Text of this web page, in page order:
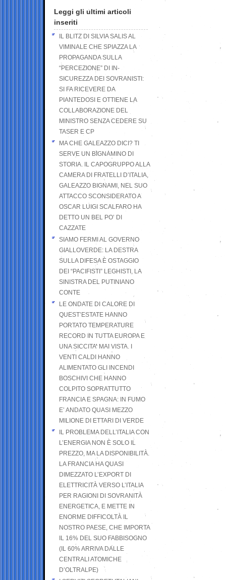
Leggi gli ultimi articoli
inseriti
IL BLITZ DI SILVIA SALIS AL
VIMINALE CHE SPIAZZA LA
PROPAGANDA SULLA
“PERCEZIONE” DI IN-
SICUREZZA DEI SOVRANISTI:
SI FA RICEVERE DA
PIANTEDOSI E OTTIENE LA
COLLABORAZIONE DEL
MINISTRO SENZA CEDERE SU
TASER E CP
MA CHE GALEAZZO DICI? TI
SERVE UN BIGNAMINO DI
STORIA. IL CAPOGRUPPO ALLA
CAMERA DI FRATELLI D’ITALIA,
GALEAZZO BIGNAMI, NEL SUO
ATTACCO SCONSIDERATO A
OSCAR LUIGI SCALFARO HA
DETTO UN BEL PO’ DI
CAZZATE
SIAMO FERMI AL GOVERNO
GIALLOVERDE: LA DESTRA
SULLA DIFESA È OSTAGGIO
DEI “PACIFISTI” LEGHISTI, LA
SINISTRA DEL PUTINIANO
CONTE
LE ONDATE DI CALORE DI
QUEST’ESTATE HANNO
PORTATO TEMPERATURE
RECORD IN TUTTA EUROPA E
UNA SICCITA’ MAI VISTA. I
VENTI CALDI HANNO
ALIMENTATO GLI INCENDI
BOSCHIVI CHE HANNO
COLPITO SOPRATTUTTO
FRANCIA E SPAGNA: IN FUMO
E’ ANDATO QUASI MEZZO
MILIONE DI ETTARI DI VERDE
IL PROBLEMA DELL’ITALIA CON
L’ENERGIA NON È SOLO IL
PREZZO, MA LA DISPONIBILITÀ.
LA FRANCIA HA QUASI
DIMEZZATO L’EXPORT DI
ELETTRICITÀ VERSO L’ITALIA
PER RAGIONI DI SOVRANITÀ
ENERGETICA, E METTE IN
ENORME DIFFICOLTÀ IL
NOSTRO PAESE, CHE IMPORTA
IL 16% DEL SUO FABBISOGNO
(IL 60% ARRIVA DALLE
CENTRALI ATOMICHE
D’OLTRALPE)